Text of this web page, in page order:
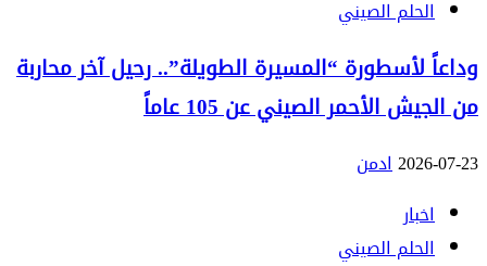
الحلم الصيني
وداعاً لأسطورة “المسيرة الطويلة”.. رحيل آخر محاربة
من الجيش الأحمر الصيني عن 105 عاماً
2026-07-23ادمن
اخبار
الحلم الصيني